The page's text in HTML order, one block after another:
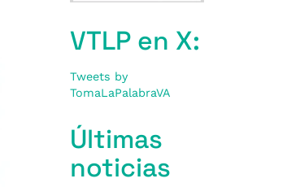
VTLP en X:
Tweets by
TomaLaPalabraVA
Últimas
noticias